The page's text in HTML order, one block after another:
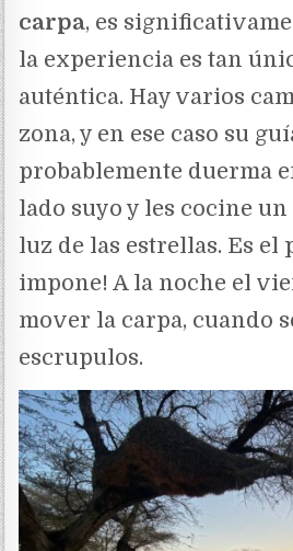
carpa, es
la experiencia es tan
auténtica. Hay varios
zona, y en ese caso su
probablemente duerma
lado suyo y les cocine
luz de las estrellas. Es el
impone! A la noche el
mover la carpa, cuando
escrupulos.